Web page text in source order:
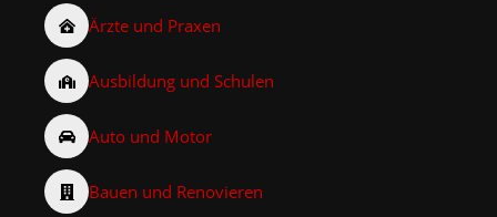
Ärzte und Praxen
Ausbildung und Schulen
Auto und Motor
Bauen und Renovieren